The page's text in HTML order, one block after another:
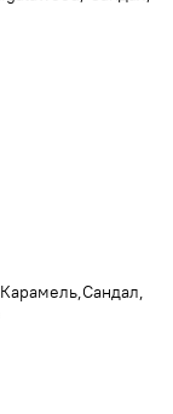
Карамель Сандал